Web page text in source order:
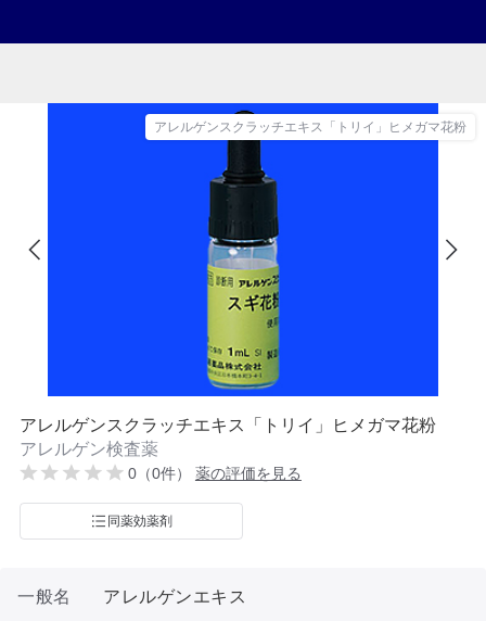
アレルゲンスクラッチエキス「トリイ」ヒメガマ花粉
アレルゲンスクラッチエキス「トリイ」ヒメガマ花粉
アレルゲン検査薬
0（0件） 薬の評価を見る
同薬効薬剤
一般名
アレルゲンエキス